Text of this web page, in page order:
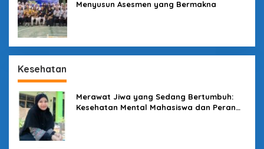
Menyusun Asesmen yang Bermakna
Kesehatan
Merawat Jiwa yang Sedang Bertumbuh:
Kesehatan Mental Mahasiswa dan Peran